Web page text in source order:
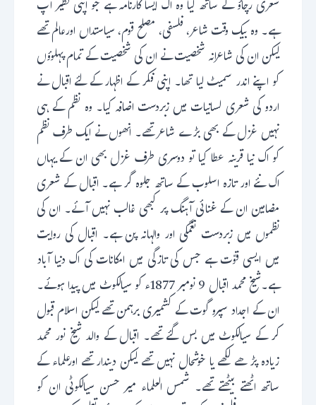
شعری رچاؤ کے ساتھ کیا وہ اک ایسا کارنامہ ہے جو اپنی نظیر آپ
ہے۔ وہ بیک وقت شاعر، فلسفی، مصلح قوم، سیاستداں اورعالم تھے
لیکن ان کی شاعرانہ شخصیت نے ان کی شخصیت کے تمام پہلوؤں
کو اپنے اندر سمیٹ لیا تھا۔ اپنی فکر کے اظہار کے لئے اقبال نے
اردو کی شعری لسانیات میں زبردست اضافہ کیا۔ وہ نظم کے ہی
نہیں غزل کے بھی بڑے شاعر تھے۔ انھوں نے ایک طرف نظم
کو اک نیا قرینہ عطا کیا تو دوسری طرف غزل بھی ان کے یہاں
اک نئے اور تازہ اسلوب کے ساتھ جلوہ گر ہے۔ اقبال کے شعری
مضامین ان کے غنائی آہنگ پر کبھی غالب نہیں آئے۔ ان کی
نظموں میں زبردست نغمگی اور والہانہ پن ہے۔ اقبال کی روایت
میں ایسی قوّت ہے جس کی تازگی میں امکانات کی اک دنیا آباد
ہے۔شیخ محمد اقبال 9 نومبر 1877ء کو سیالکوٹ میں پیدا ہوئے۔
ان کے اجداد سپرو گوت کے کشمیری برہمن تھے لیکن اسلام قبول
کر کے سیالکوٹ میں بس گئے تھے۔ اقبال کے والد شیخ نور محمد
زیادہ پڑھے لکھے یا خوشحال نہیں تھے لیکن دیندار تھے اورعلماء کے
ساتھ اٹھتے بیٹھتے تھے۔ شمس العلماء میر حسن سیالکوٹی ان کو